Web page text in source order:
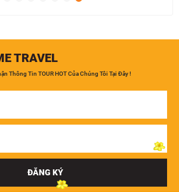
TRAVEL
Thông Tin TOUR HOT Của Chúng Tôi Tại Đây !
ĐĂNG KÝ